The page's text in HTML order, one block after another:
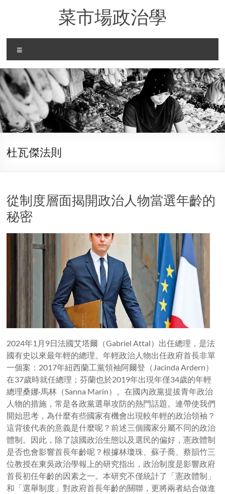
菜市場政治學
杜瓦傑法則
從制度層面揭開政治人物當選年齡的
秘密
2024年1月9日法國艾塔爾（Gabriel Attal）出任總理，是法
國有史以來最年輕的總理。年輕政治人物出任政府首長非單
一個案：2017年紐西蘭工黨領袖阿爾登（Jacinda Ardern）
在37歲時就任總理；芬蘭也於2019年出現年僅34歲的年輕
總理桑娜·馬林（Sanna Marin）。在國內政黨提拔青年政治
人物的措施，常是各政黨選舉攻防的熱門話題。連帶使我們
開始思考，為什麼有些國家有機會出現較年輕的政治領袖？
這背後代表的意義是什麼呢？前述三個國家分屬不同的政治
體制。因此，除了該國政治生態以及選民的偏好，憲政體制
是否也會影響首長年齡呢？根據林瓊珠、蘇子喬、蔡韻竹三
位教授在東吳政治學報上的研究指出，政治制度是影響政府
首長初任年齡的因素之一。本研究不僅統計了「憲政體制」
和「選舉制度」對政府首長年齡的關聯，更將兩者結合做進